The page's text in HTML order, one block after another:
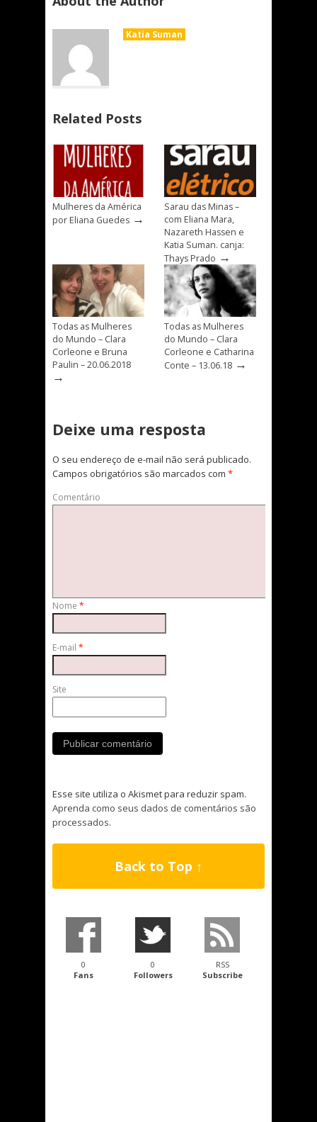
Katia Suman
Related Posts
Mulheres da América
por Eliana Guedes →
Sarau das Minas –
com Eliana Mara,
Nazareth Hassen e
Katia Suman. canja:
Thays Prado →
Todas as Mulheres
do Mundo – Clara
Corleone e Bruna
Paulin – 20.06.2018
→
Todas as Mulheres
do Mundo – Clara
Corleone e Catharina
Conte – 13.06.18 →
Deixe uma resposta
O seu endereço de e-mail não será publicado.
Campos obrigatórios são marcados com *
Comentário
Nome *
E-mail *
Site
Esse site utiliza o Akismet para reduzir spam.
Aprenda como seus dados de comentários são
processados.
Back to Top ↑
0
Fans
0
Followers
RSS
Subscribe